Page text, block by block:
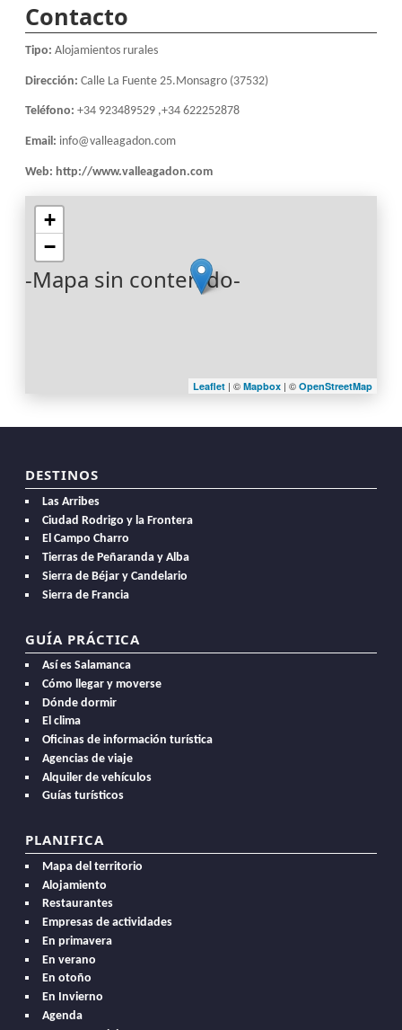
Contacto
Tipo:Alojamientos rurales
Dirección:Calle La Fuente 25.Monsagro (37532)
Teléfono:+34 923489529 ,+34 622252878
Email: info@valleagadon.com
Web: http://www.valleagadon.com
-Mapa sin contenido-
+
−
Leaflet| © Mapbox | © OpenStreetMap
DESTINOS
Las Arribes
Ciudad Rodrigo y la Frontera
El Campo Charro
Tierras de Peñaranda y Alba
Sierra de Béjar y Candelario
Sierra de Francia
GUÍA PRÁCTICA
Así es Salamanca
Cómo llegar y moverse
Dónde dormir
El clima
Oficinas de información turística
Agencias de viaje
Alquiler de vehículos
Guías turísticos
PLANIFICA
Mapa del territorio
Alojamiento
Restaurantes
Empresas de actividades
En primavera
En verano
En otoño
En Invierno
Agenda